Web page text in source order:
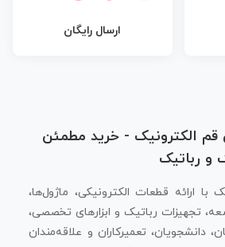
ارسال رایگان
قم الکترونیک - خرید مطمئن
و رباتیک
با ارائه قطعات الکترونیکی، ماژول‌ها،
تجهیزات رباتیک و ابزارهای تخصصی،
دانشجویان، تعمیرکاران و علاقه‌مندان